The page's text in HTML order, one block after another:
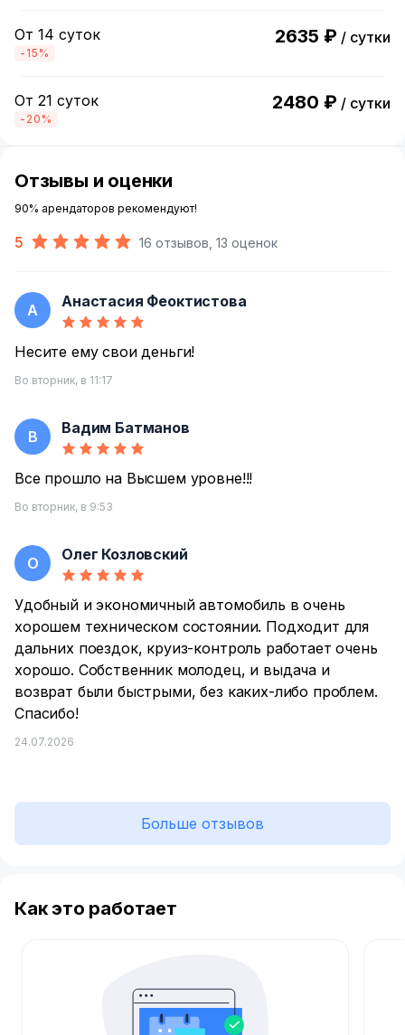
От 14 суток
-15%
2635 ₽ / сутки
От 21 суток
-20%
2480 ₽ / сутки
Отзывы и оценки
90% арендаторов рекомендуют!
5 16 отзывов, 13 оценок
А Анастасия Феоктистова
Несите ему свои деньги!
Во вторник, в 11:17
В Вадим Батманов
Все прошло на Высшем уровне!!!
Во вторник, в 9:53
О Олег Козловский
Удобный и экономичный автомобиль в очень
хорошем техническом состоянии. Подходит для
дальних поездок, круиз-контроль работает очень
хорошо. Собственник молодец, и выдача и
возврат были быстрыми, без каких-либо проблем.
Спасибо!
24.07.2026
Больше отзывов
Как это работает